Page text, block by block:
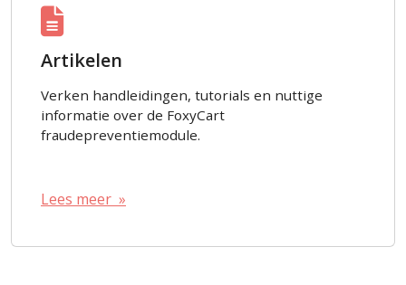
Artikelen
Verken handleidingen, tutorials en nuttige
informatie over de FoxyCart
fraudepreventiemodule.
Lees meer »